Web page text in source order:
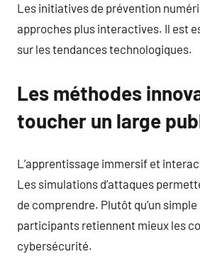
Les initiatives de prévention
approches plus interactives. Il est
sur les tendances technologiques.
Les méthodes
toucher un large
L’apprentissage immersif et
Les simulations d’attaques
de comprendre. Plutôt qu’un
participants retiennent mieux les
cybersécurité.